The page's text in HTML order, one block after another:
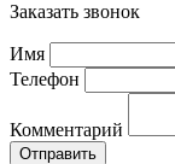
Заказать звонок
Имя
Телефон
Комментарий
Отправить